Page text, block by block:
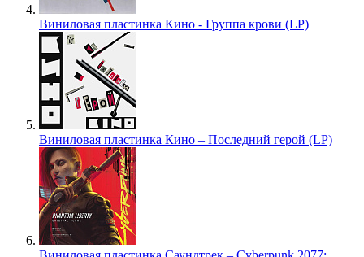
Виниловая пластинка Кино - Группа крови (LP)
Виниловая пластинка Кино – Последний герой (LP)